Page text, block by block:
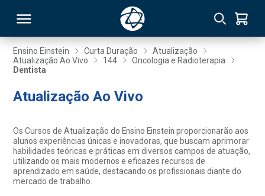
Ensino Einstein Curta Duração
Atualização
Atualização Ao Vivo
144
Oncologia e Radioterapia
Dentista
Atualização Ao Vivo
Os Cursos de Atualização do Ensino Einstein proporcionarão aos
alunos experiências únicas e inovadoras, que buscam aprimorar
habilidades teóricas e práticas em diversos campos de atuação,
utilizando os mais modernos e eficazes recursos de
aprendizado em saúde, destacando os profissionais diante do
mercado de trabalho.